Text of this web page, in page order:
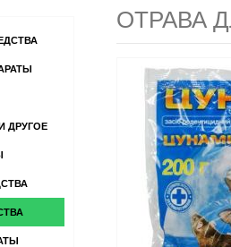
ОТРАВА
ДРУГОЕ